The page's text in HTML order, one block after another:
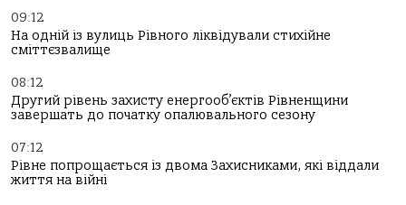
09:12
На одній із вулиць Рівного ліквідували стихійне
сміттєзвалище
08:12
Другий рівень захисту енергооб’єктів Рівненщини
завершать до початку опалювального сезону
07:12
Рівне попрощається із двома Захисниками, які віддали
життя на війні